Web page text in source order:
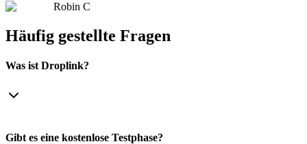
Robin C
Häufig gestellte Fragen
Was ist Droplink?
Gibt es eine kostenlose Testphase?